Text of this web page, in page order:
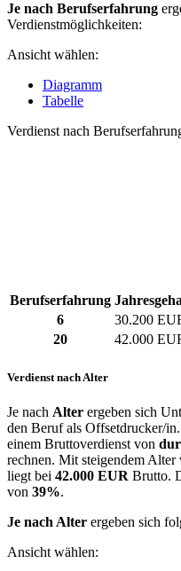
Je nach Berufserfahrung
Verdienstmöglichkeiten:
Ansicht wählen:
Diagramm
Tabelle
Verdienst nach
Berufserfahrung
6
30.200
20
42.000
Verdienst nach Alter
Je nach Alter ergeben sich
den Beruf als Offsetdrucker/
einem Bruttoverdienst von
rechnen. Mit steigendem Alter
liegt bei 42.000 EUR Brutto.
von 39%.
Je nach Alter ergeben sich
Ansicht wählen: